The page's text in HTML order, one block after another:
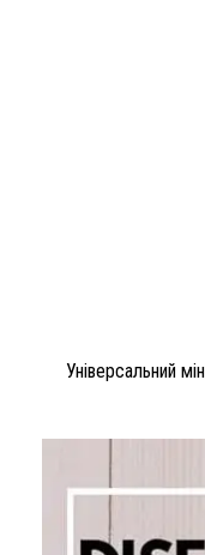
Універсальний